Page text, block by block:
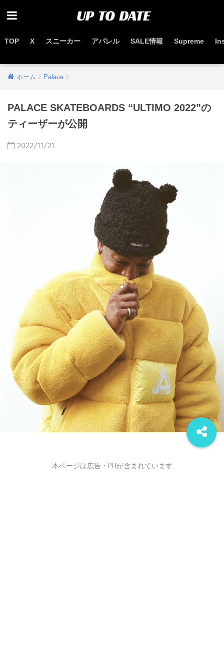
TOP X スニーカー アパレル SALE情報 Supreme
ホーム Palace
PALACE SKATEBOARDS “ULTIMO 2022”の
ティーザーが公開
2022/11/21
本ページは広告・PRが含まれています